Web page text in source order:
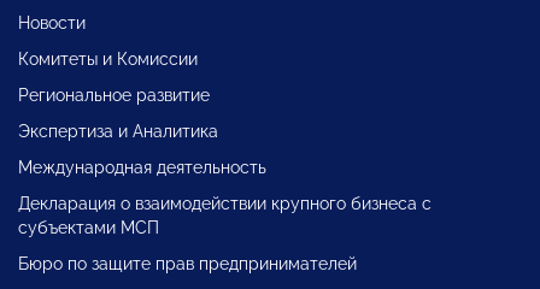
Новости
Комитеты и Комиссии
Региональное развитие
Экспертиза и Аналитика
Международная деятельность
Декларация о взаимодействии крупного бизнеса с
субъектами МСП
Бюро по защите прав предпринимателей